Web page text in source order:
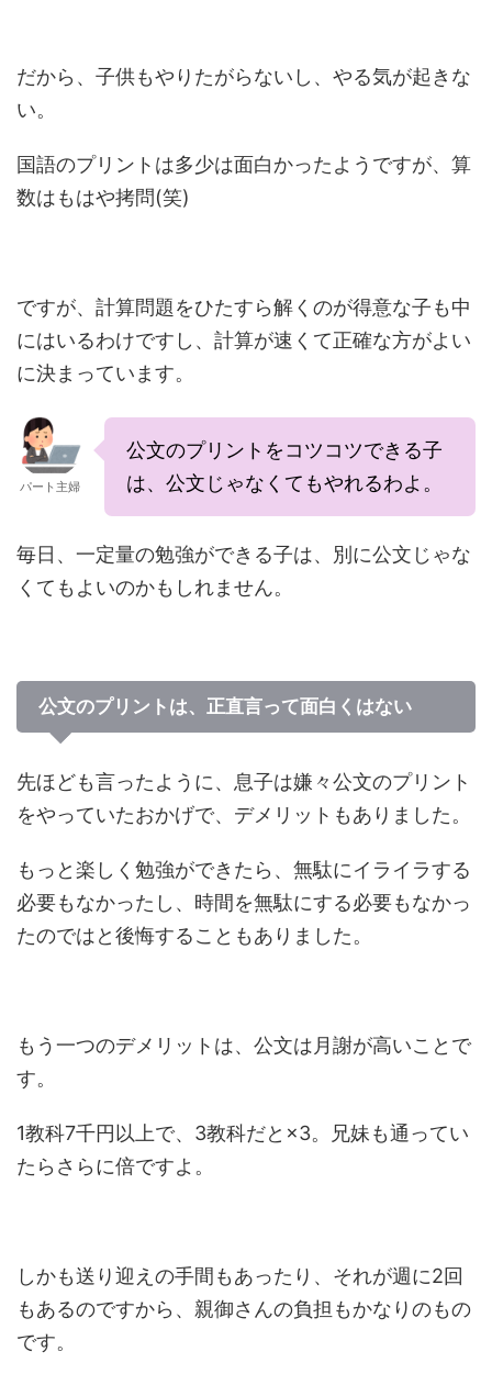
だから、子供もやりたがらないし、やる気が起きな
い。
国語のプリントは多少は面白かったようですが、算
数はもはや拷問(笑)
ですが、計算問題をひたすら解くのが得意な子も中
にはいるわけですし、計算が速くて正確な方がよい
に決まっています。
パート主婦
公文のプリントをコツコツできる子
は、公文じゃなくてもやれるわよ。
毎日、一定量の勉強ができる子は、別に公文じゃな
くてもよいのかもしれません。
公文のプリントは、正直言って面白くはない
先ほども言ったように、息子は嫌々公文のプリント
をやっていたおかげで、デメリットもありました。
もっと楽しく勉強ができたら、無駄にイライラする
必要もなかったし、時間を無駄にする必要もなかっ
たのではと後悔することもありました。
もう一つのデメリットは、公文は月謝が高いことで
す。
1教科7千円以上で、3教科だと×3。兄妹も通ってい
たらさらに倍ですよ。
しかも送り迎えの手間もあったり、それが週に2回
もあるのですから、親御さんの負担もかなりのもの
です。